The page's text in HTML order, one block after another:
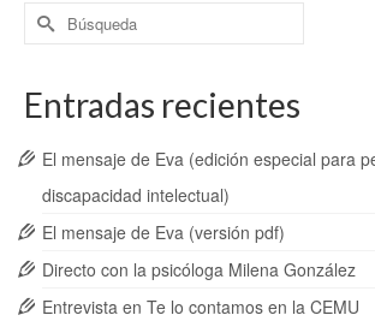
Buscar
por:
Entradas recientes
El mensaje de Eva (edición especial para
discapacidad intelectual)
El mensaje de Eva (versión pdf)
Directo con la psicóloga Milena González
Entrevista en Te lo contamos en la CEMU